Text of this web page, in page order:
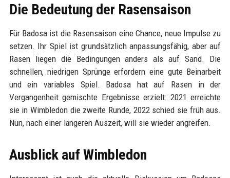
Die Bedeutung der Rasensaison
Für Badosa ist die Rasensaison eine Chance, neue Impulse zu
setzen. Ihr Spiel ist grundsätzlich anpassungsfähig, aber auf
Rasen liegen die Bedingungen anders als auf Sand. Die
schnellen, niedrigen Sprünge erfordern eine gute Beinarbeit
und ein variables Spiel. Badosa hat auf Rasen in der
Vergangenheit gemischte Ergebnisse erzielt: 2021 erreichte
sie in Wimbledon die zweite Runde, 2022 schied sie früh aus.
Nun, nach einer längeren Auszeit, will sie wieder angreifen.
Ausblick auf Wimbledon